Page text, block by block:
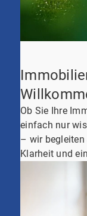
Ob Sie Ihre
einfach nur
– wir begleiten
Klarheit und